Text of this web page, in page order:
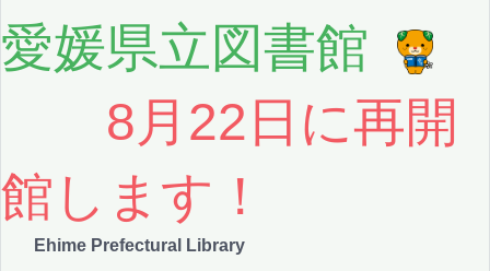
愛媛県立図書館
8月22日に再開
館します！
Ehime Prefectural Library